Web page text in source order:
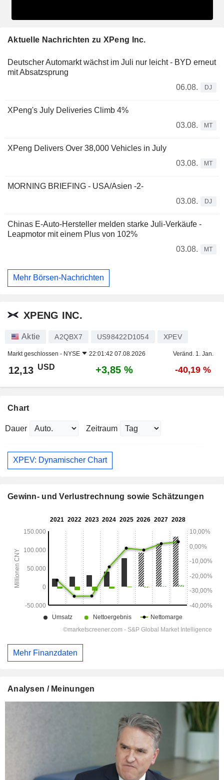
Aktuelle Nachrichten zu XPeng Inc.
Deutscher Automarkt wächst im Juli nur leicht - BYD erneut
mit Absatzsprung
06.08.
DJ
XPeng's July Deliveries Climb 4%
03.08.
MT
XPeng Delivers Over 38,000 Vehicles in July
03.08.
MT
MORNING BRIEFING - USA/Asien -2-
03.08.
DJ
Chinas E-Auto-Hersteller melden starke Juli-Verkäufe -
Leapmotor mit einem Plus von 102%
03.08.
MT
Mehr Börsen-Nachrichten
XPENG INC.
Aktie A2QBX7 US98422D1054 XPEV
Markt geschlossen - NYSE 22:01:42 07.08.2026 Veränd. 1. Jan.
12,13 USD +3,85 % -40,19 %
Chart
Dauer Zeitraum
XPEV: Dynamischer Chart
Gewinn- und Verlustrechnung sowie Schätzungen
Mehr Finanzdaten
Analysen / Meinungen